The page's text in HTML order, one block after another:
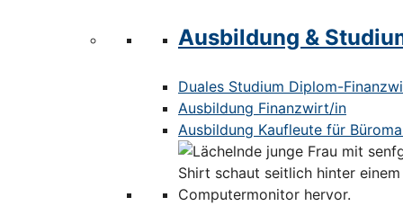
Ausbildung &
Duales Studium Diplom-
Ausbildung Finanzwirt/in
Ausbildung Kaufleute für